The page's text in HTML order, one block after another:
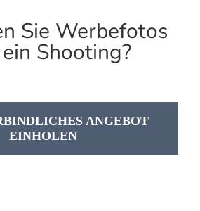
Sie Werbefotos
Shooting?
ANGEBOT
EINHOLEN